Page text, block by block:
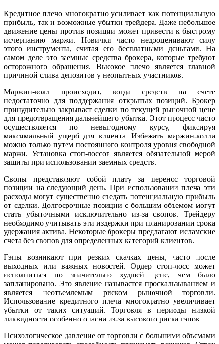
Кредитное плечо многократно усиливает как потенциальную
прибыль, так и возможные убытки трейдера. Даже небольшое
движение цены против позиции может привести к быстрому
исчерпанию маржи. Новички часто недооценивают силу
этого инструмента, считая его бесплатными деньгами. На
самом деле это заемные средства брокера, которые требуют
осторожного обращения. Высокое плечо является главной
причиной слива депозитов у неопытных участников.
Маржин-колл происходит, когда средств на счете
недостаточно для поддержания открытых позиций. Брокер
принудительно закрывает сделки по текущей рыночной цене
для предотвращения дальнейшего убытка. Этот процесс часто
осуществляется по невыгодному курсу, фиксируя
максимальный ущерб для клиента. Избежать маржин-колла
можно только путем постоянного контроля уровня свободной
маржи. Установка стоп-лоссов является обязательной мерой
защиты при использовании заемных средств.
Свопы представляют собой плату за перенос торговой
позиции на следующий день. При использовании плеча эти
расходы могут существенно съедать потенциальную прибыль
от сделки. Долгосрочные позиции с большим объемом могут
стать убыточными исключительно из-за свопов. Трейдеру
необходимо учитывать эти издержки при планировании срока
удержания актива. Некоторые брокеры предлагают исламские
счета без свопов для определенных категорий клиентов.
Гэпы возникают при резких скачках цены, часто после
выходных или важных новостей. Ордер стоп-лосс может
исполниться по значительно худшей цене, чем было
запланировано. Это явление называется проскальзыванием и
является неотъемлемым риском рыночной торговли.
Использование кредитного плеча многократно увеличивает
убытки от таких ситуаций. Торговля в периоды низкой
ликвидности особенно опасна из-за высокого риска гэпов.
Психологическое давление от торговли с большими объемами